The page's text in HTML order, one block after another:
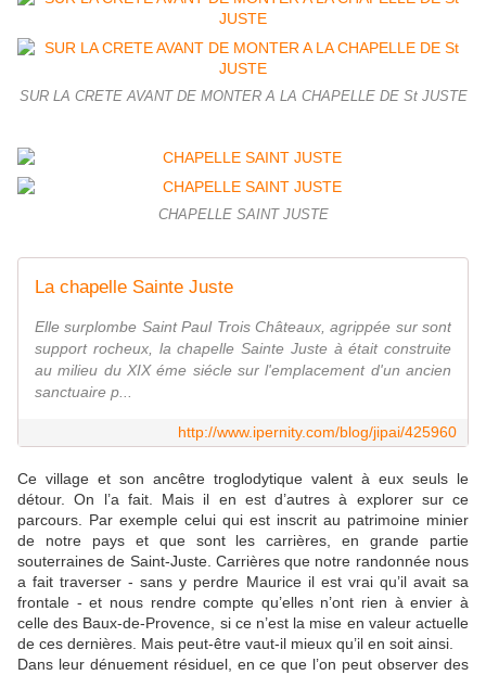
SUR LA CRETE AVANT DE MONTER A LA CHAPELLE DE St JUSTE
CHAPELLE SAINT JUSTE
La chapelle Sainte Juste
Elle surplombe Saint Paul Trois Châteaux, agrippée sur sont
support rocheux, la chapelle Sainte Juste à était construite
au milieu du XIX éme siécle sur l'emplacement d'un ancien
sanctuaire p...
http://www.ipernity.com/blog/jipai/425960
Ce village et son ancêtre troglodytique valent à eux seuls le
détour. On l’a fait. Mais il en est d’autres à explorer sur ce
parcours. Par exemple celui qui est inscrit au patrimoine minier
de notre pays et que sont les carrières, en grande partie
souterraines de Saint-Juste. Carrières que notre randonnée nous
a fait traverser - sans y perdre Maurice il est vrai qu’il avait sa
frontale - et nous rendre compte qu’elles n’ont rien à envier à
celle des Baux-de-Provence, si ce n’est la mise en valeur actuelle
de ces dernières. Mais peut-être vaut-il mieux qu’il en soit ainsi.
Dans leur dénuement résiduel, en ce que l’on peut observer des